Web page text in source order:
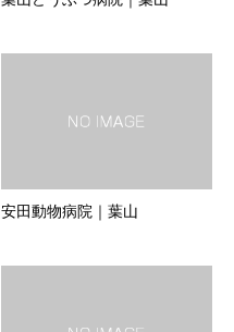
安田動物病院｜葉山